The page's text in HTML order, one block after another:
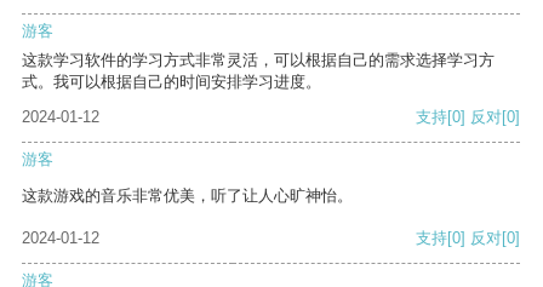
游客
这款学习软件的学习方式非常灵活，可以根据自己的需求选择学习方
式。我可以根据自己的时间安排学习进度。
2024-01-12
支持[0] 反对[0]
游客
这款游戏的音乐非常优美，听了让人心旷神怡。
2024-01-12 支持[0] 反对[0]
游客